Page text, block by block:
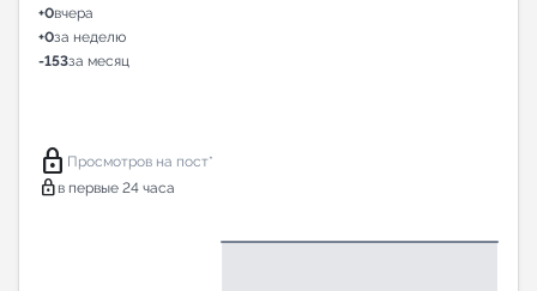
+0вчера
+0за неделю
-153за месяц
lock Просмотров на пост*
lock в первые 24 часа